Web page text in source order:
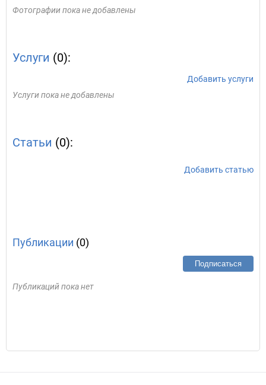
Фотографии пока не добавлены
Услуги (0):
Добавить услуги
Услуги пока не добавлены
Статьи (0):
Добавить статью
Публикации (0)
Подписаться
Публикаций пока нет